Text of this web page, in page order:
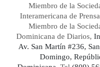
Miembro de la
Interamericana de
Miembro de la
Dominicana de Diarios,
Av. San Martín #236,
Domingo,